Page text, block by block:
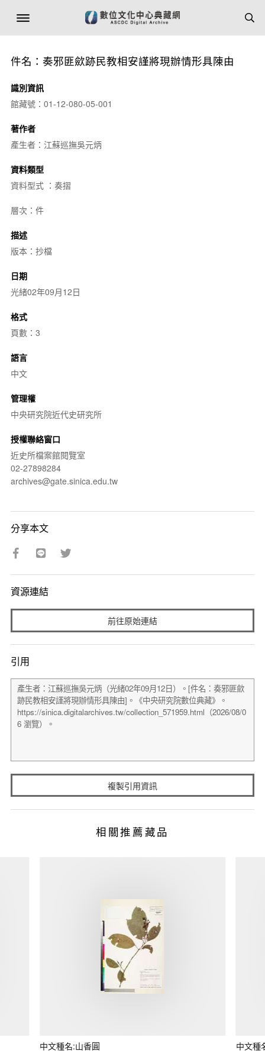
件名：奏邪匪歛跡民教相安謹將現辦情形具陳由
識別資訊
館藏號：01-12-080-05-001
著作者
產生者：江蘇巡撫吳元炳
資料類型
資料型式 ：奏摺
層次：件
描述
版本：抄檔
日期
光緒02年09月12日
格式
頁數：3
語言
中文
管理權
中央研究院近代史研究所
授權聯絡窗口
近史所檔案館閱覽室
02-27898284
archives@gate.sinica.edu.tw
分享本文
資源連結
前往原始連結
引用
複製引用資訊
相關推薦藏品
中文種名:山香圓 中文種